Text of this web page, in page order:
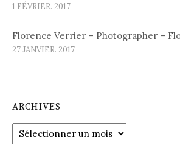
1 FÉVRIER. 2017
Florence Verrier – Photographer –
27 JANVIER. 2017
ARCHIVES
Archives